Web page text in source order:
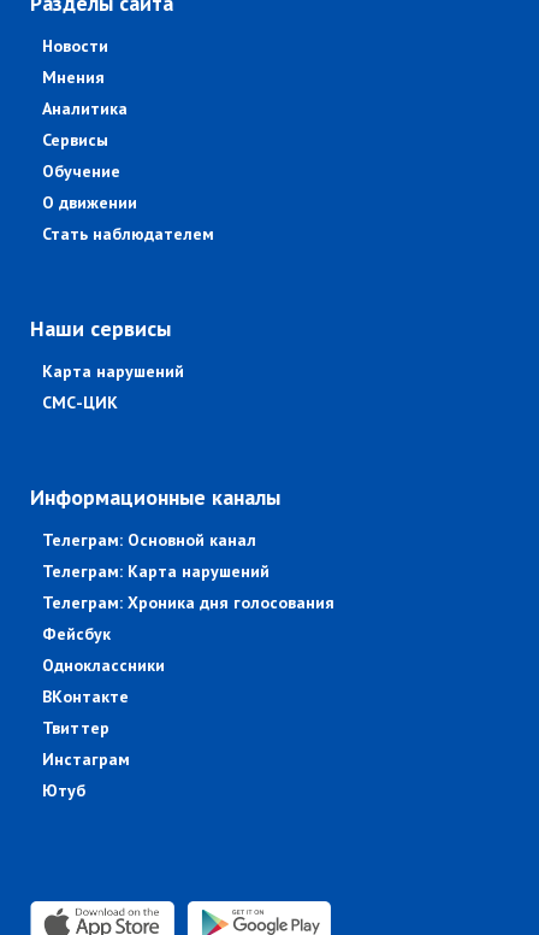
Новости
Мнения
Аналитика
Сервисы
Обучение
О движении
Стать наблюдателем
Наши сервисы
Карта нарушений
СМС-ЦИК
Информационные каналы
Телеграм: Основной канал
Телеграм: Карта нарушений
Телеграм: Хроника дня голосования
Фейсбук
Одноклассники
ВКонтакте
Твиттер
Инстаграм
Ютуб